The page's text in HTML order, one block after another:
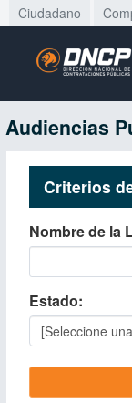
Ciudadano
Audiencias
Criterios
Nombre de la
Estado
[Seleccione